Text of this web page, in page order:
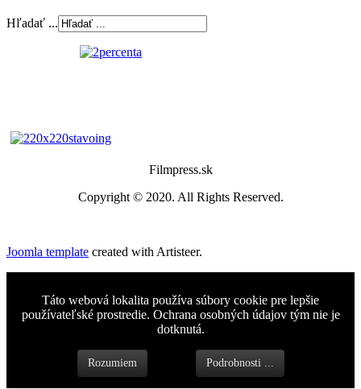
Hľadať ...
Filmpress.sk
Copyright © 2020. All Rights Reserved.
Joomla template created with Artisteer.
Táto webová lokalita používa súbory cookie pre lepšie
používateľské prostredie. Ochrana osobných údajov tým nie je
dotknutá.
Rozumiem Podrobnosti ...